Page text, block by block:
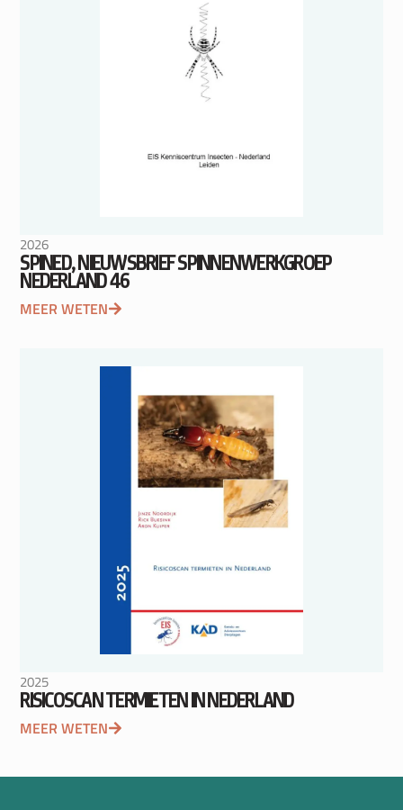
2026
SPINED, NIEUWSBRIEF SPINNENWERKGROEP
NEDERLAND 46
MEER WETEN
2025
RISICOSCAN TERMIETEN IN NEDERLAND
MEER WETEN